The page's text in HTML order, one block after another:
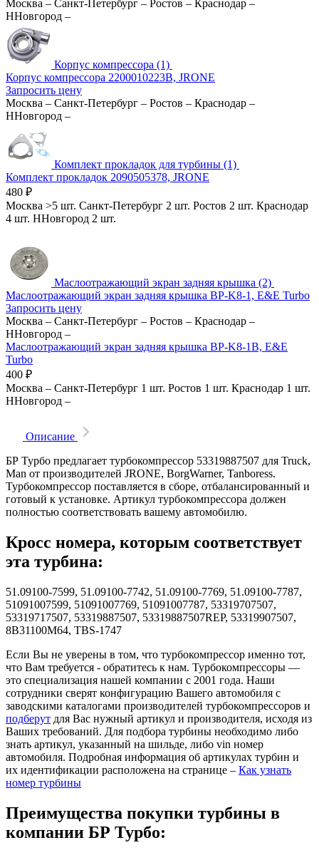
Москва – Санкт-Петербург – Ростов – Краснодар –
ННовгород –
Корпус компрессора (1)
Корпус компрессора 2200010223B, JRONE
Запросить цену
Москва – Санкт-Петербург – Ростов – Краснодар –
ННовгород –
Комплект прокладок для турбины (1)
Комплект прокладок 2090505378, JRONE
480 ₽
Москва >5 шт. Санкт-Петербург 2 шт. Ростов 2 шт. Краснодар
4 шт. ННовгород 2 шт.
Маслоотражающий экран задняя крышка (2)
Маслоотражающий экран задняя крышка BP-K8-1, E&E Turbo
Запросить цену
Москва – Санкт-Петербург – Ростов – Краснодар –
ННовгород –
Маслоотражающий экран задняя крышка BP-K8-1B, E&E
Turbo
400 ₽
Москва – Санкт-Петербург 1 шт. Ростов 1 шт. Краснодар 1 шт.
ННовгород –
Описание
БР Турбо предлагает турбокомпрессор 53319887507 для Truck,
Man от производителей JRONE, BorgWarner, Tanboress.
Турбокомпрессор поставляется в сборе, отбалансированный и
готовый к установке. Артикул турбокомпрессора должен
полностью соответствовать вашему автомобилю.
Кросс номера, которым соответствует
эта турбина:
51.09100-7599, 51.09100-7742, 51.09100-7769, 51.09100-7787,
51091007599, 51091007769, 51091007787, 53319707507,
53319717507, 53319887507, 53319887507REP, 53319907507,
8B31100M64, TBS-1747
Если Вы не уверены в том, что турбокомпрессор именно тот,
что Вам требуется - обратитесь к нам. Турбокомпрессоры —
это специализация нашей компании с 2001 года. Наши
сотрудники сверят конфигурацию Вашего автомобиля с
заводскими каталогами производителей турбокомпрессоров и
подберут для Вас нужный артикул и производителя, исходя из
Ваших требований. Для подбора турбины необходимо либо
знать артикул, указанный на шильде, либо vin номер
автомобиля. Подробная информация об артикулах турбин и
их идентификации расположена на странице – Как узнать
номер турбины
Преимущества покупки турбины в
компании БР Турбо: